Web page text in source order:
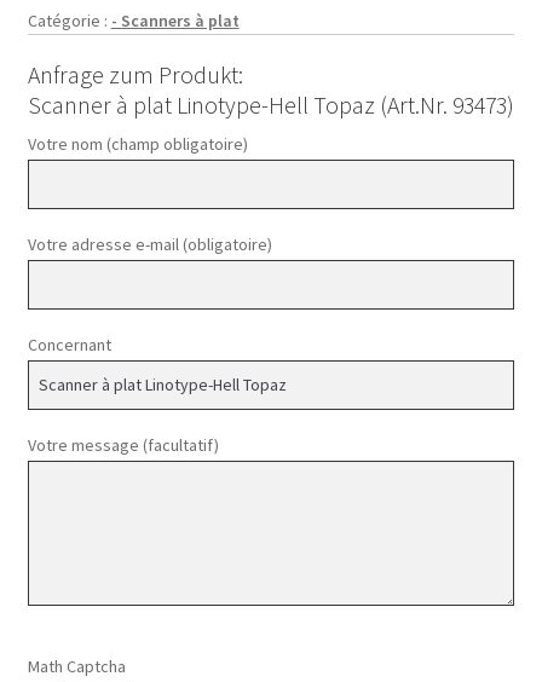
Catégorie : - Scanners à plat
Anfrage zum Produkt:
Scanner à plat Linotype-Hell Topaz (Art.Nr. 93473)
Votre nom (champ obligatoire)
Votre adresse e-mail (obligatoire)
Concernant
Votre message (facultatif)
Math Captcha